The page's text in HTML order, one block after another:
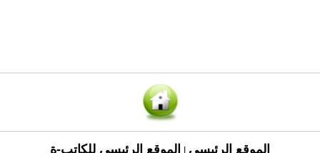
الموقع الرئيسي الموقع الرئيسي للكاتب-ة